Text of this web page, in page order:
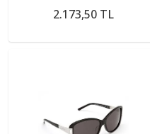
2.173,50 TL